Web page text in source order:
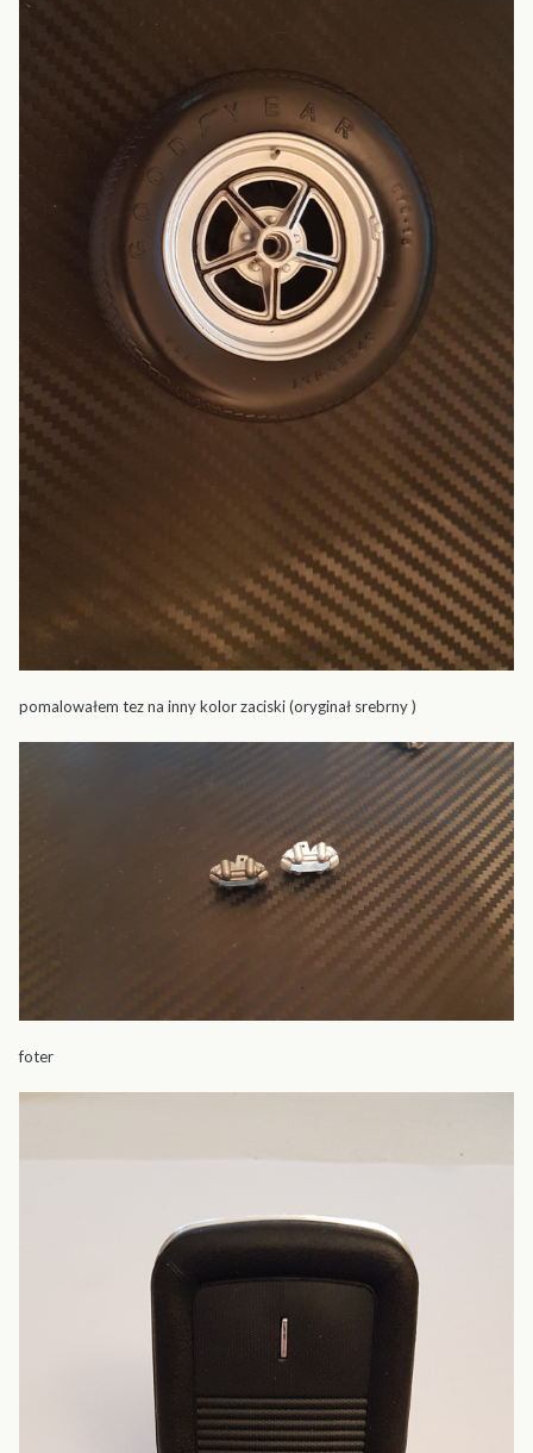
pomalowałem tez na inny kolor zaciski (oryginał srebrny )
foter